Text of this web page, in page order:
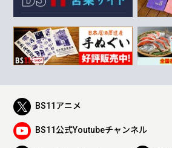
BS11アニメ
BS11公式Youtubeチャンネル